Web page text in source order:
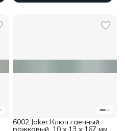
6002 Joker Ключ гаечный
рожковый, 10 x 13 x 167 мм